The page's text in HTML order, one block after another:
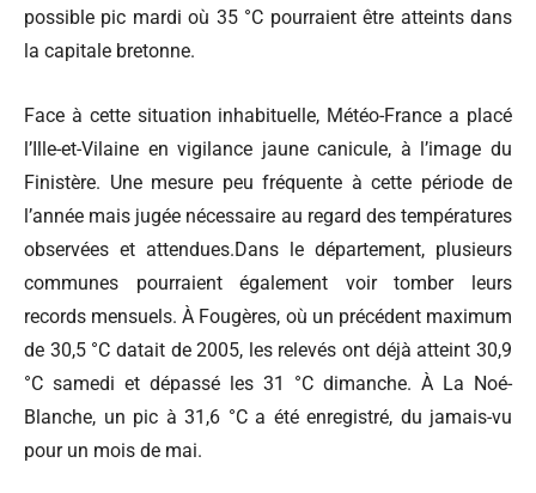
possible pic mardi où 35 °C pourraient être atteints dans
la capitale bretonne.
Face à cette situation inhabituelle, Météo-France a placé
l’Ille-et-Vilaine en vigilance jaune canicule, à l’image du
Finistère. Une mesure peu fréquente à cette période de
l’année mais jugée nécessaire au regard des températures
observées et attendues.Dans le département, plusieurs
communes pourraient également voir tomber leurs
records mensuels. À Fougères, où un précédent maximum
de 30,5 °C datait de 2005, les relevés ont déjà atteint 30,9
°C samedi et dépassé les 31 °C dimanche. À La Noé-
Blanche, un pic à 31,6 °C a été enregistré, du jamais-vu
pour un mois de mai.